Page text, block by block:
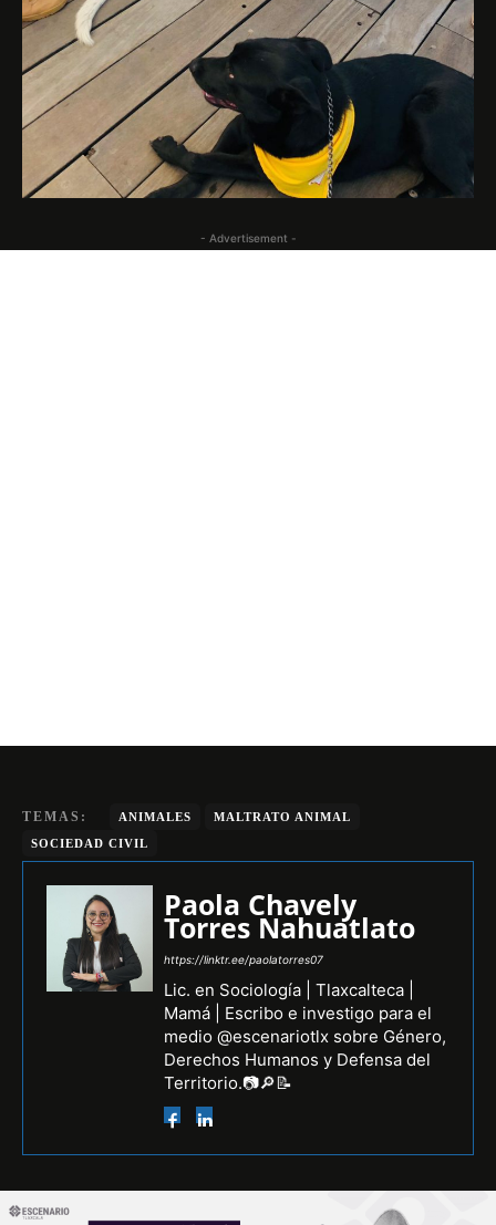
- Advertisement -
TEMAS: ANIMALES
MALTRATO ANIMAL
SOCIEDAD CIVIL
Paola Chavely
Torres Nahuatlato
https://linktr.ee/paolatorres07
Lic. en Sociología | Tlaxcalteca |
Mamá | Escribo e investigo para el
medio @escenariotlx sobre Género,
Derechos Humanos y Defensa del
Territorio.📷🔎📝